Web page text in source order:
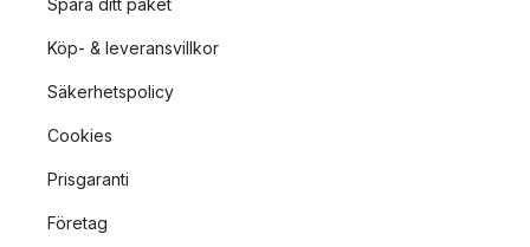
Spåra ditt paket
Köp- & leveransvillkor
Säkerhetspolicy
Cookies
Prisgaranti
Företag